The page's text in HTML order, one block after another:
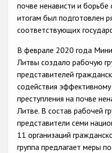
почве ненависти и борьбе
итогам был подготовлен
соответствующих
В феврале 2020 года
Литвы создало рабочую
представителей
содействия
преступления на почве
Литве. В состав рабочей
представители семи
11 организаций
группа предлагает меры